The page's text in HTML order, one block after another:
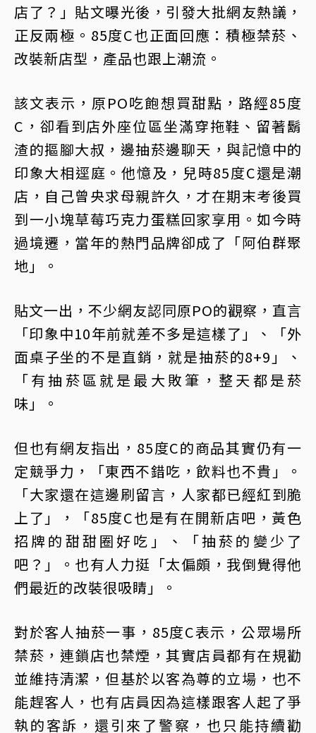
店了？」貼文曝光後，引發大批網友熱議，
正反兩極。85度C也正面回應：積極禁菸、
改裝新店型，產品也跟上潮流。
該文表示，原PO吃飽想買甜點，路經85度
C，卻看到店外座位區坐滿穿拖鞋、留著鬍
渣的摳腳大叔，邊抽菸邊聊天，與記憶中的
印象大相逕庭。他憶及，兒時85度C還是潮
店，自己曾央求母親許久，才在期末考後買
到一小塊草莓巧克力蛋糕回家享用。如今時
過境遷，當年的熱門品牌卻成了「阿伯群聚
地」。
貼文一出，不少網友認同原PO的觀察，直言
「印象中10年前就差不多是這樣了」、「外
面桌子坐的不是直銷，就是抽菸的8+9」、
「有抽菸區就是最大敗筆，整天都是菸
味」。
但也有網友指出，85度C的商品其實仍有一
定競爭力，「東西不錯吃，飲料也不貴」。
「大家還在這邊刷留言，人家都已經紅到脆
上了」，「85度C也是有在開新店吧，黃色
招牌的甜甜圈好吃」、「抽菸的變少了
吧？」。也有人力挺「太偏頗，我倒覺得他
們最近的改裝很吸睛」。
對於客人抽菸一事，85度C表示，公眾場所
禁菸，連鎖店也禁煙，其實店員都有在規勸
並維持清潔，但基於以客為尊的立場，也不
能趕客人，也有店員因為這樣跟客人起了爭
執的客訴，還引來了警察，也只能持續勸